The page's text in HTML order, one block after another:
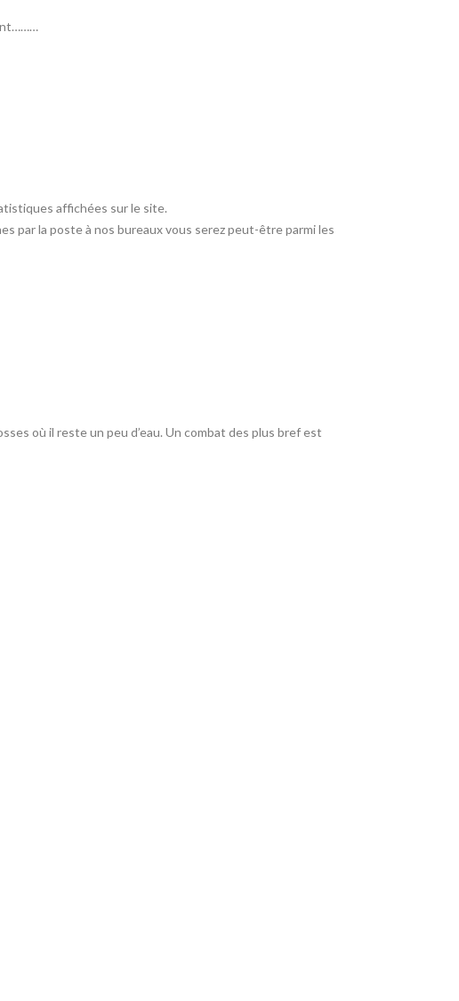
affichées sur le site.
par la poste à nos bureaux vous serez peut-être parmi les
où il reste un peu d’eau. Un combat des plus bref est